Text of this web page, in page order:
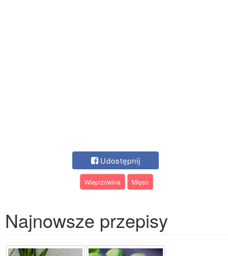
Udostępnij
Wieprzowina Mięso
Najnowsze przepisy